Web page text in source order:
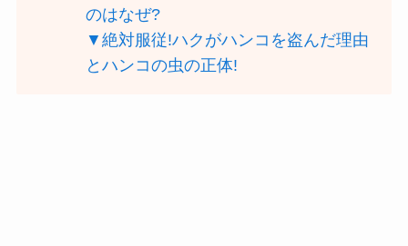
のはなぜ?
▼絶対服従!ハクがハンコを盗んだ理由
とハンコの虫の正体!